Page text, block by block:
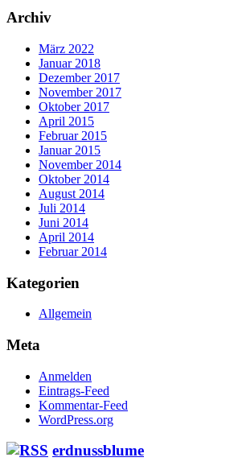
Archiv
März 2022
Januar 2018
Dezember 2017
November 2017
Oktober 2017
April 2015
Februar 2015
Januar 2015
November 2014
Oktober 2014
August 2014
Juli 2014
Juni 2014
April 2014
Februar 2014
Kategorien
Allgemein
Meta
Anmelden
Eintrags-Feed
Kommentar-Feed
WordPress.org
erdnussblume